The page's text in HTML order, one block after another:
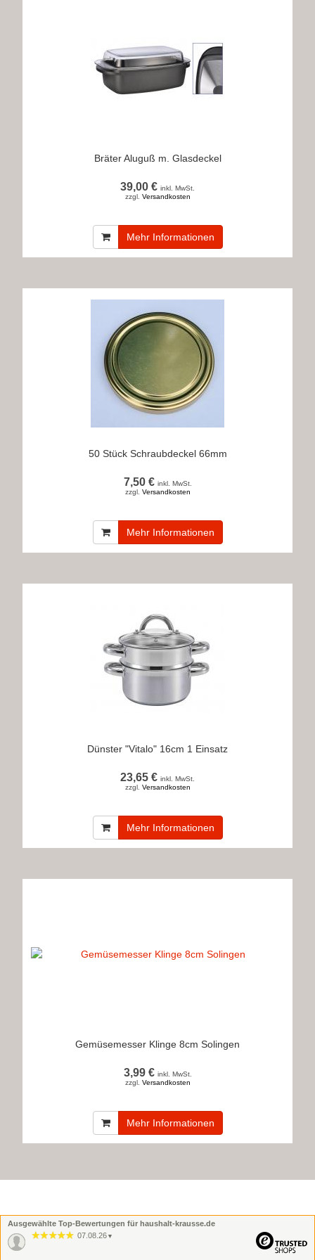
Bräter Aluguß m. Glasdeckel
39,00 € inkl. MwSt.
zzgl. Versandkosten
Mehr Informationen
50 Stück Schraubdeckel 66mm
7,50 € inkl. MwSt.
zzgl. Versandkosten
Mehr Informationen
Dünster "Vitalo" 16cm 1 Einsatz
23,65 € inkl. MwSt.
zzgl. Versandkosten
Mehr Informationen
Gemüsemesser Klinge 8cm Solingen
3,99 € inkl. MwSt.
zzgl. Versandkosten
Mehr Informationen
Ausgewählte Top-Bewertungen für haushalt-krausse.de
07.08.26 ▼